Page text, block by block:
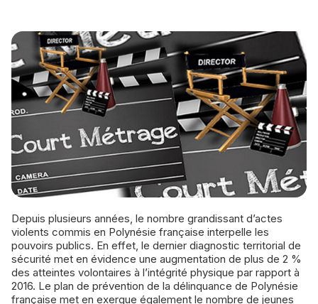
Depuis plusieurs années, le nombre grandissant d’actes
violents commis en Polynésie française interpelle les
pouvoirs publics. En effet, le dernier diagnostic territorial de
sécurité met en évidence une augmentation de plus de 2 %
des atteintes volontaires à l’intégrité physique par rapport à
2016. Le plan de prévention de la délinquance de Polynésie
française met en exergue également le nombre de jeunes